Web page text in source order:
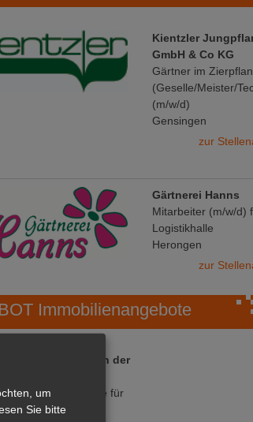
Kientzler
GmbH & Co KG
Gärtner im
(Geselle/Meister/
(m/w/d)
Gensingen
zur
Gärtnerei Hanns
Mitarbeiter (m/w/d)
Logistikhalle
Herongen
zur
Immobilienangebote
Lage, ihre Chance in der
Immobilie für
Betrieb!
um
Sie bitte